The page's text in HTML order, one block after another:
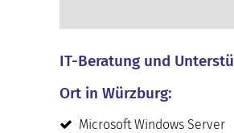
IT-Beratung und
Ort in Würzburg:
Microsoft Windows Server